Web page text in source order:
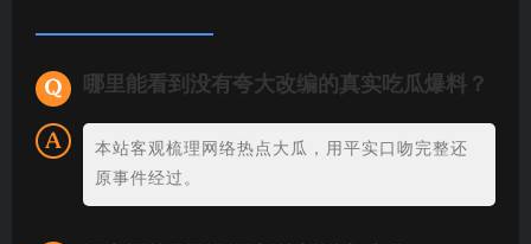
哪里能看到没有夸大改编的真实吃瓜爆料？
本站客观梳理网络热点大瓜，用平实口吻完整还
原事件经过。